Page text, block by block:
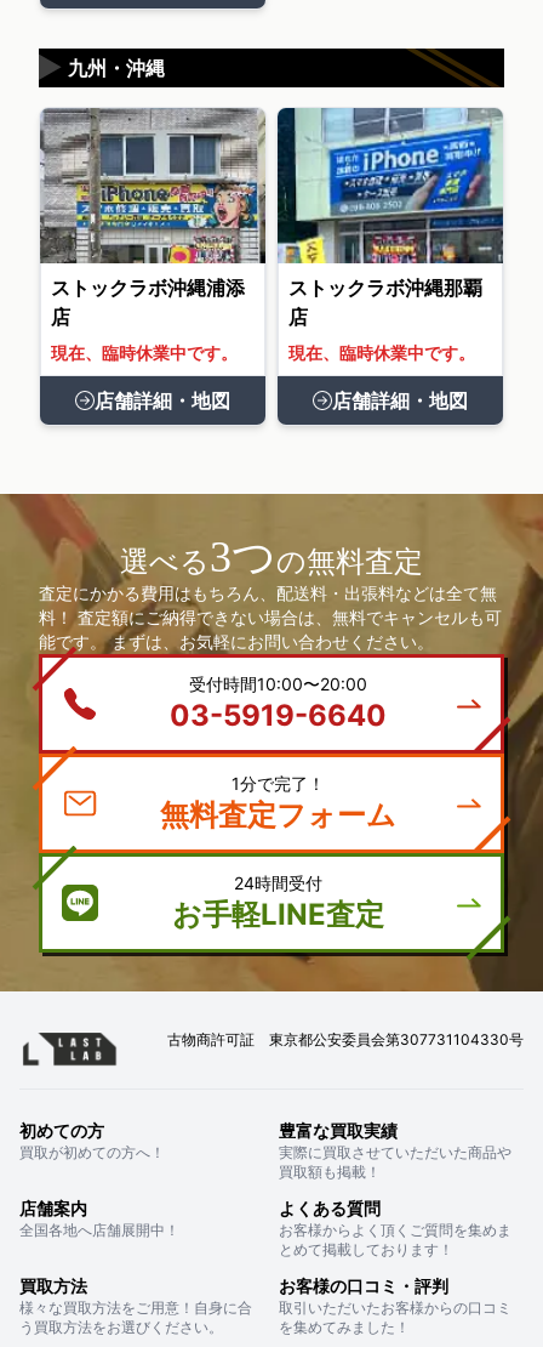
九州・沖縄
▶
ストックラボ沖縄浦添
店
現在、臨時休業中です。
店舗詳細・地図
ストックラボ沖縄那覇
店
現在、臨時休業中です。
店舗詳細・地図
選べる3つの無料査定
査定にかかる費用はもちろん、配送料・出張料などは全て無
料！ 査定額にご納得できない場合は、無料でキャンセルも可
能です。 まずは、お気軽にお問い合わせください。
受付時間10:00〜20:00
03-5919-6640
1分で完了！
無料査定フォーム
24時間受付
お手軽LINE査定
古物商許可証 東京都公安委員会第307731104330号
初めての方
買取が初めての方へ！
豊富な買取実績
実際に買取させていただいた商品や
買取額も掲載！
店舗案内
全国各地へ店舗展開中！
よくある質問
お客様からよく頂くご質問を集めま
とめて掲載しております！
買取方法
様々な買取方法をご用意！自身に合
う買取方法をお選びください。
お客様の口コミ・評判
取引いただいたお客様からの口コミ
を集めてみました！